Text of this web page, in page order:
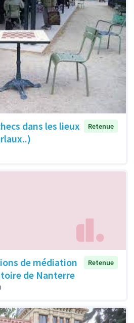
dans les lieux
Retenue
de médiation
de Nanterre
Retenue